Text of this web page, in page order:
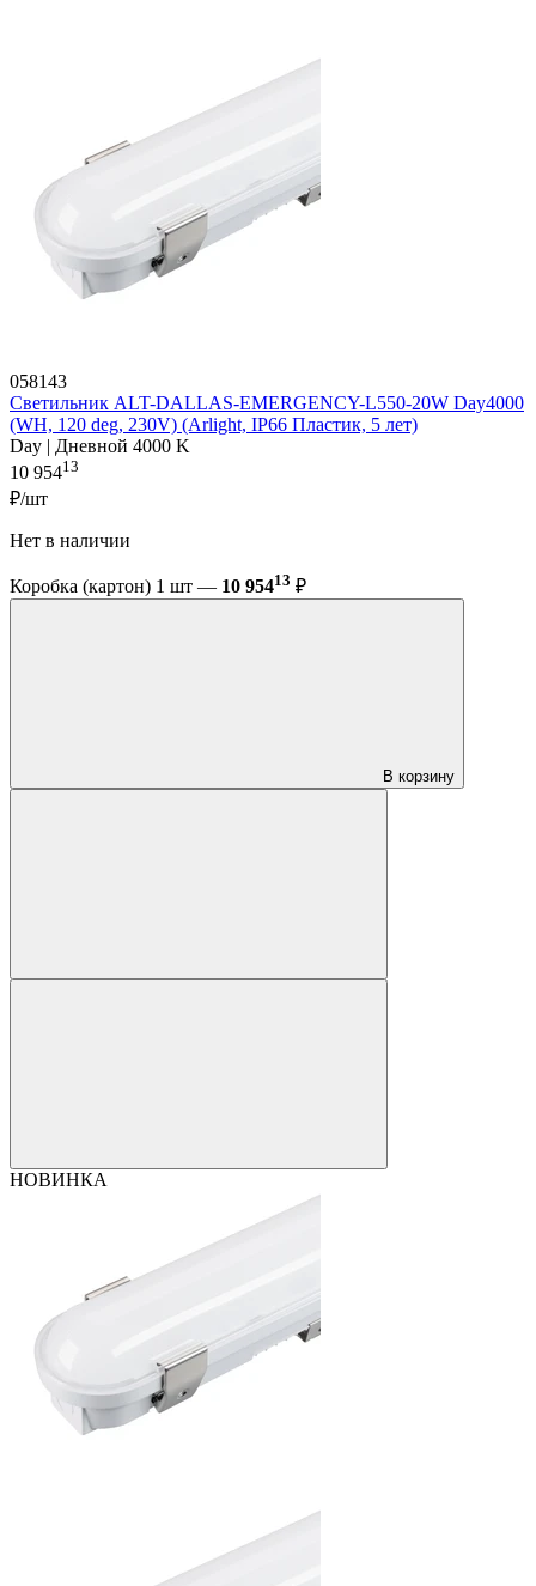
058143
Светильник ALT-DALLAS-EMERGENCY-L550-20W Day4000
(WH, 120 deg, 230V) (Arlight, IP66 Пластик, 5 лет)
Day | Дневной 4000 K
10 95413
₽/шт
Нет в наличии
Коробка (картон) 1 шт — 10 95413 ₽
В корзину
НОВИНКА